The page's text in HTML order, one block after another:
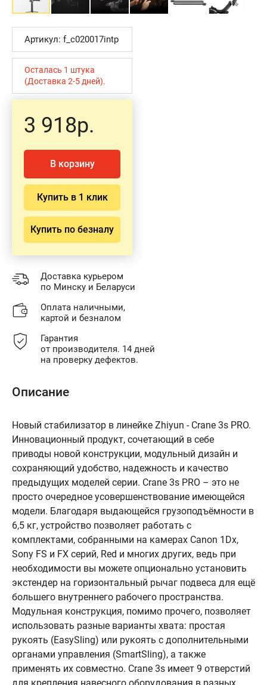
Артикул: f_c020017intp
Осталась 1 штука
(Доставка 2-5 дней).
3 918р.
В корзину
Купить в 1 клик
Купить по безналу
Доставка курьером
по Минску и Беларуси
Оплата наличными,
картой и безналом
Гарантия
от производителя. 14 дней
на проверку дефектов.
Описание
Новый стабилизатор в линейке Zhiyun - Crane 3s PRO.
Инновационный продукт, сочетающий в себе
приводы новой конструкции, модульный дизайн и
сохраняющий удобство, надежность и качество
предыдущих моделей серии. Crane 3s PRO – это не
просто очередное усовершенствование имеющейся
модели. Благодаря выдающейся грузоподъёмности в
6,5 кг, устройство позволяет работать с
комплектами, собранными на камерах Canon 1Dx,
Sony FS и FX серий, Red и многих других, ведь при
необходимости вы можете опционально установить
экстендер на горизонтальный рычаг подвеса для ещё
большего внутреннего рабочего пространства.
Модульная конструкция, помимо прочего, позволяет
использовать разные варианты хвата: простая
рукоять (EasySling) или рукоять с дополнительными
органами управления (SmartSling), а также
применять их совместно. Crane 3s имеет 9 отверстий